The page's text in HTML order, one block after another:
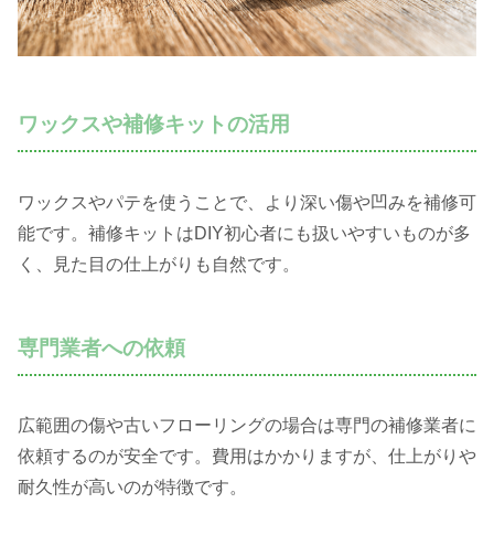
ワックスや補修キットの活用
ワックスやパテを使うことで、より深い傷や凹みを補修可
能です。補修キットはDIY初心者にも扱いやすいものが多
く、見た目の仕上がりも自然です。
専門業者への依頼
広範囲の傷や古いフローリングの場合は専門の補修業者に
依頼するのが安全です。費用はかかりますが、仕上がりや
耐久性が高いのが特徴です。